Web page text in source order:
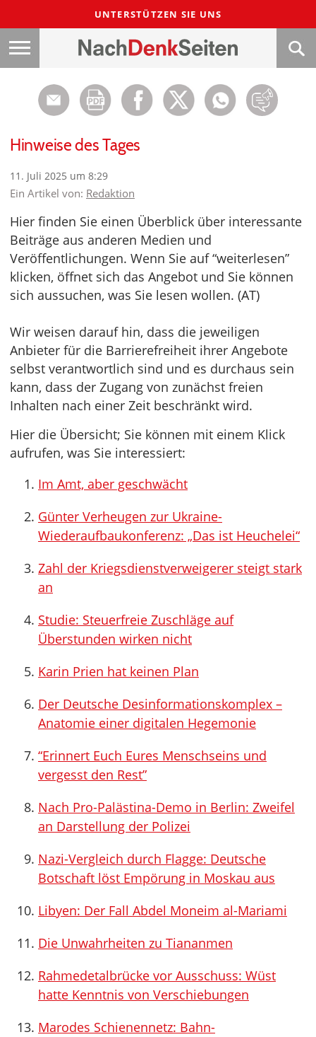
UNTERSTÜTZEN SIE UNS
Hinweise des Tages
11. Juli 2025 um 8:29
Ein Artikel von: Redaktion
Hier finden Sie einen Überblick über interessante
Beiträge aus anderen Medien und
Veröffentlichungen. Wenn Sie auf “weiterlesen”
klicken, öffnet sich das Angebot und Sie können
sich aussuchen, was Sie lesen wollen. (AT)
Wir weisen darauf hin, dass die jeweiligen
Anbieter für die Barrierefreiheit ihrer Angebote
selbst verantwortlich sind und es durchaus sein
kann, dass der Zugang von zunächst freien
Inhalten nach einer Zeit beschränkt wird.
Hier die Übersicht; Sie können mit einem Klick
aufrufen, was Sie interessiert:
Im Amt, aber geschwächt
Günter Verheugen zur Ukraine-
Wiederaufbaukonferenz: „Das ist Heuchelei“
Zahl der Kriegsdienstverweigerer steigt stark
an
Studie: Steuerfreie Zuschläge auf
Überstunden wirken nicht
Karin Prien hat keinen Plan
Der Deutsche Desinformationskomplex –
Anatomie einer digitalen Hegemonie
“Erinnert Euch Eures Menschseins und
vergesst den Rest”
Nach Pro-Palästina-Demo in Berlin: Zweifel
an Darstellung der Polizei
Nazi-Vergleich durch Flagge: Deutsche
Botschaft löst Empörung in Moskau aus
Libyen: Der Fall Abdel Moneim al-Mariami
Die Unwahrheiten zu Tiananmen
Rahmedetalbrücke vor Ausschuss: Wüst
hatte Kenntnis von Verschiebungen
Marodes Schienennetz: Bahn-